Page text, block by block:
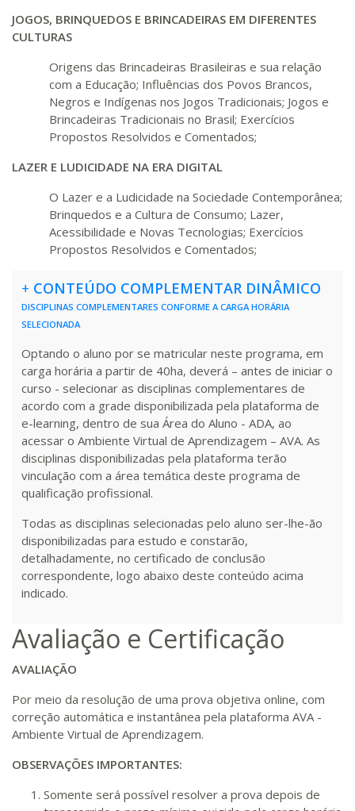
320 H
R$ 1.586,20
43dias 120dias
R$ 1.685,33
Matricular
360 H 45dias 120 dias
48dias 150 dias
R$ 1.883,61
Matricular
400 H 50dias 150dias
Matricular
420 H 53dias 150dias
Matricular
440 H 55 dias 150dias
R$ 2.240,16
Matricular
JOGOS, BRINQUEDOS E BRINCADEIRAS EM DIFERENTES
CULTURAS
Origens das Brincadeiras Brasileiras e sua relação
com a Educação; Influências dos Povos Brancos,
Negros e Indígenas nos Jogos Tradicionais; Jogos e
Brincadeiras Tradicionais no Brasil; Exercícios
Propostos Resolvidos e Comentados;
LAZER E LUDICIDADE NA ERA DIGITAL
O Lazer e a Ludicidade na Sociedade Contemporânea;
Brinquedos e a Cultura de Consumo; Lazer,
Acessibilidade e Novas Tecnologias; Exercícios
Propostos Resolvidos e Comentados;
+ CONTEÚDO COMPLEMENTAR DINÂMICO
DISCIPLINAS COMPLEMENTARES CONFORME A CARGA HORÁRIA
SELECIONADA
Optando o aluno por se matricular neste programa, em
carga horária a partir de 40ha, deverá – antes de iniciar o
curso - selecionar as disciplinas complementares de
acordo com a grade disponibilizada pela plataforma de
e-learning, dentro de sua Área do Aluno - ADA, ao
acessar o Ambiente Virtual de Aprendizagem – AVA. As
disciplinas disponibilizadas pela plataforma terão
vinculação com a área temática deste programa de
qualificação profissional.
Todas as disciplinas selecionadas pelo aluno ser-lhe-ão
disponibilizadas para estudo e constarão,
detalhadamente, no certificado de conclusão
correspondente, logo abaixo deste conteúdo acima
indicado.
Avaliação e Certificação
AVALIAÇÃO
Por meio da resolução de uma prova objetiva online, com
correção automática e instantânea pela plataforma AVA -
Ambiente Virtual de Aprendizagem.
OBSERVAÇÕES IMPORTANTES:
Somente será possível resolver a prova depois de